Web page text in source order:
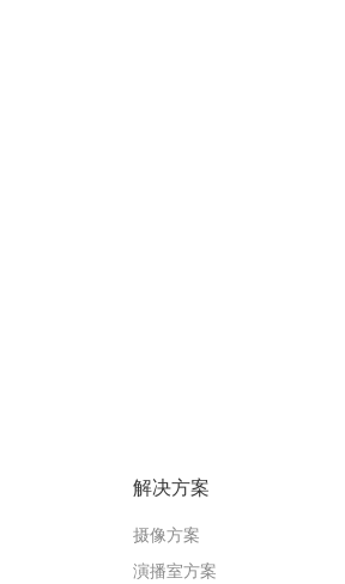
解决方案
摄像方案
演播室方案